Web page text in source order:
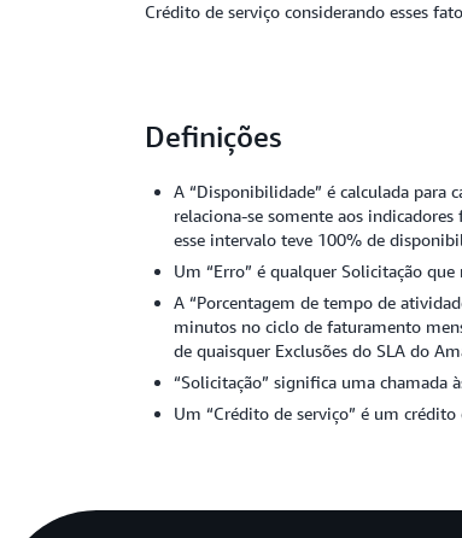
Crédito de serviço considerando esses
Definições
A “Disponibilidade” é calculada para
relaciona-se somente aos
esse intervalo teve 100% de
Um “Erro” é qualquer Solicitação
A “Porcentagem de tempo de
minutos no ciclo de faturamento
de quaisquer Exclusões do SLA do
“Solicitação” significa uma chamada
Um “Crédito de serviço” é um